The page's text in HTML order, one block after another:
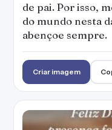
de pai. Por isso,
do mundo nesta
abençoe sempre.
Criar imagem